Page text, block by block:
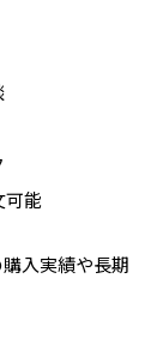
可能
入実績や長期